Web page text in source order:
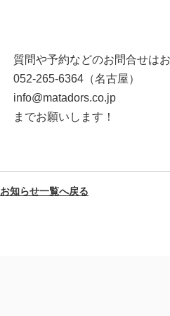
質問や予約などのお問合せはお
052-265-6364（名古屋）
info@matadors.co.jp
までお願いします！
お知らせ一覧へ戻る